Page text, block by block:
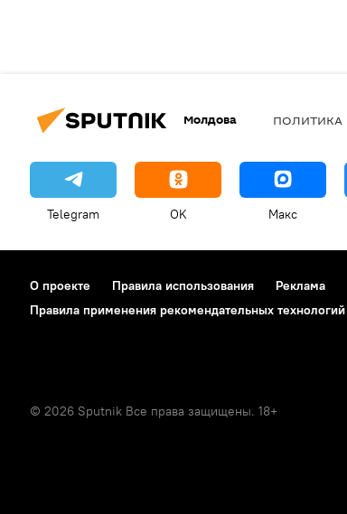
Молдова ПОЛИТИКА
Telegram OK Макс
О проекте Правила использования Реклама
Правила применения рекомендательных технологий
© 2026 Sputnik Все права защищены. 18+